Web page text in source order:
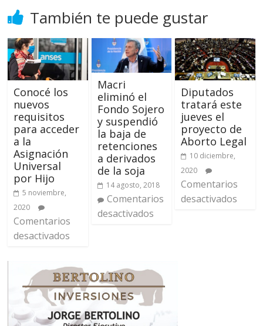
También te puede gustar
Conocé los
nuevos
requisitos
para acceder
a la
Asignación
Universal
por Hijo
5 noviembre,
2020
Comentarios
desactivados
Macri
eliminó el
Fondo Sojero
y suspendió
la baja de
retenciones
a derivados
de la soja
14 agosto, 2018
Comentarios
desactivados
Diputados
tratará este
jueves el
proyecto de
Aborto Legal
10 diciembre,
2020
Comentarios
desactivados